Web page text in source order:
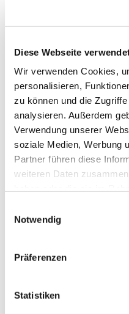
Diese Webseite
Wir verwenden Cookies,
personalisieren,
zu können und die
analysieren. Außerdem
Verwendung unserer
soziale Medien, Werbung
Partner führen diese
weiteren Daten
Notwendig
Präferenzen
Statistiken
St. Josef,
3A, 18437